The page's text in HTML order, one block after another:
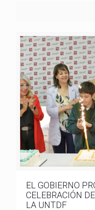
EL GOBIERNO
CELEBRACIÓN
LA UNTDF